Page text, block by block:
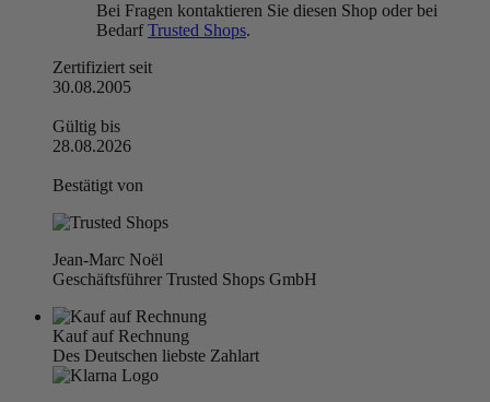
Bei Fragen kontaktieren Sie diesen Shop oder bei
BedarfTrusted Shops.
Zertifiziert seit
30.08.2005
Gültig bis
28.08.2026
Bestätigt von
Jean-Marc Noël
Geschäftsführer Trusted Shops GmbH
Kauf auf Rechnung
Des Deutschen liebste Zahlart